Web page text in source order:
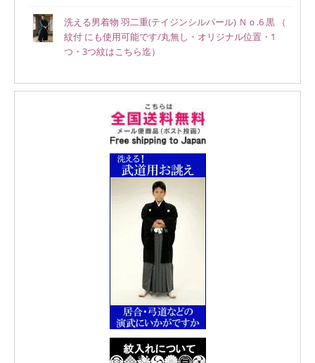
洗える男着物 羽二重(テイジンシルパール) Ｎｏ.6 黒 （
紋付 にも使用可能です/丸無し・オリジナル位置・1
つ・3つ紋はこちら迄）